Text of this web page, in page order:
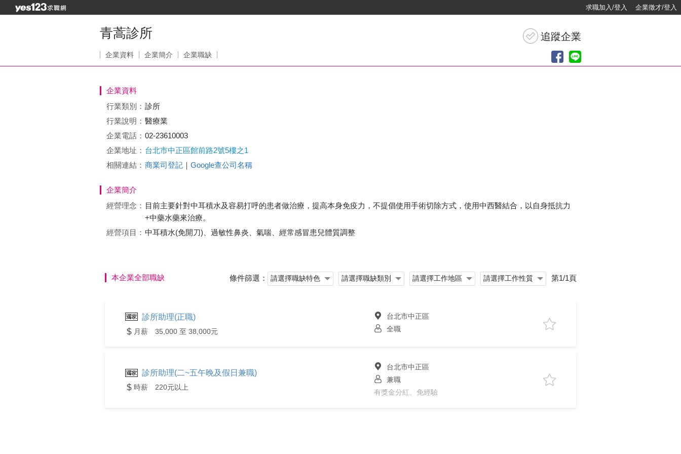
求職加入/登入 企業徵才/登入
青蒿診所
企業資料 企業簡介 企業職缺
企業資料
行業類別： 診所
行業說明： 醫療業
企業電話： 02-23610003
企業地址： 台北市中正區館前路2號5樓之1
相關連結： 商業司登記 ｜ Google查公司名稱
企業簡介
經營理念： 目前主要針對中耳積水及容易打呼的患者做治療，提高本身免疫力，不提倡使用手術切除方式，使用中西醫結合，以自身抵抗力
+中藥水藥來治療。
經營項目： 中耳積水(免開刀)、過敏性鼻炎、氣喘、經常感冒患兒體質調整
本企業全部職缺 條件篩選： 第1/1頁
診所助理(正職)
月薪 35,000 至 38,000元
台北市中正區
全職
診所助理(二~五午晚及假日兼職)
時薪 220元以上
台北市中正區
兼職
有獎金分紅、免經驗